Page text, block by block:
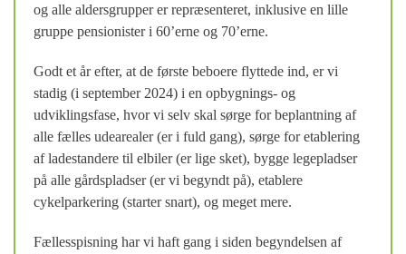
og alle aldersgrupper er repræsenteret, inklusive en lille
gruppe pensionister i 60’erne og 70’erne.
Godt et år efter, at de første beboere flyttede ind, er vi
stadig (i september 2024) i en opbygnings- og
udviklingsfase, hvor vi selv skal sørge for beplantning af
alle fælles udearealer (er i fuld gang), sørge for etablering
af ladestandere til elbiler (er lige sket), bygge legepladser
på alle gårdspladser (er vi begyndt på), etablere
cykelparkering (starter snart), og meget mere.
Fællesspisning har vi haft gang i siden begyndelsen af